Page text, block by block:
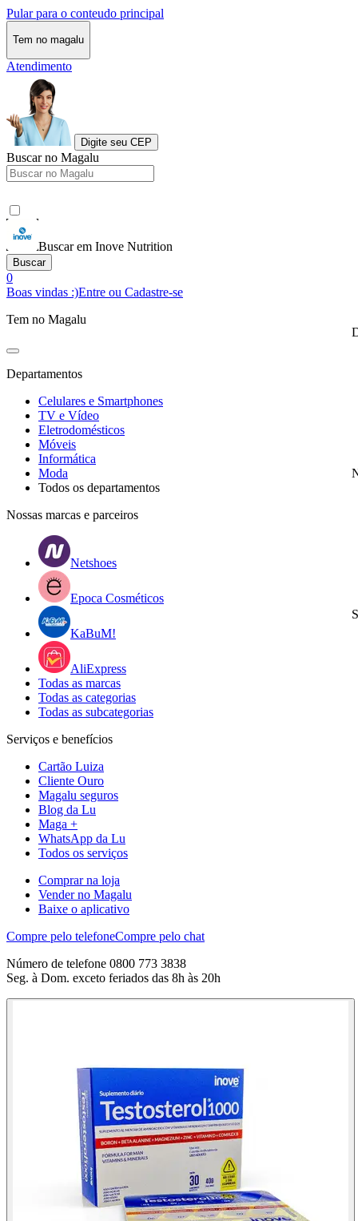
Pular para o conteudo principal
Tem no magalu
Atendimento
Digite seu CEP
Buscar no Magalu
Buscar em Inove Nutrition
Buscar
0
Boas vindas :)Entre ou Cadastre-se
Tem no Magalu
Departamentos
Celulares e Smartphones
TV e Vídeo
Eletrodomésticos
Móveis
Informática
Moda
Todos os departamentos
Nossas marcas e parceiros
Netshoes
Epoca Cosméticos
KaBuM!
AliExpress
Todas as marcas
Todas as categorias
Todas as subcategorias
Serviços e benefícios
Cartão Luiza
Cliente Ouro
Magalu seguros
Blog da Lu
Maga +
WhatsApp da Lu
Todos os serviços
Comprar na loja
Vender no Magalu
Baixe o aplicativo
Compre pelo telefoneCompre pelo chat
Número de telefone 0800 773 3838
Seg. à Dom. exceto feriados das 8h às 20h